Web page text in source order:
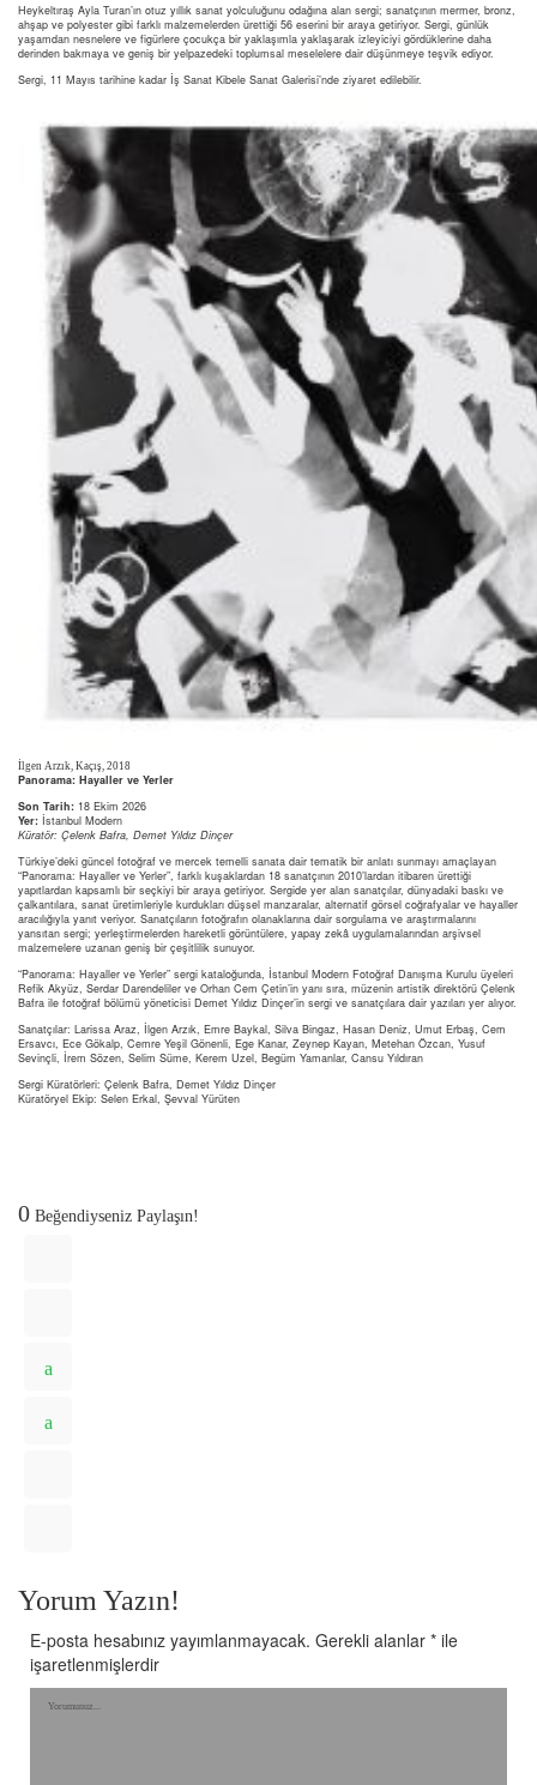
Heykeltıraş Ayla Turan’ın otuz yıllık sanat yolculuğunu odağına alan sergi; sanatçının mermer, bronz,
ahşap ve polyester gibi farklı malzemelerden ürettiği 56 eserini bir araya getiriyor. Sergi, günlük
yaşamdan nesnelere ve figürlere çocukça bir yaklaşımla yaklaşarak izleyiciyi gördüklerine daha
derinden bakmaya ve geniş bir yelpazedeki toplumsal meselelere dair düşünmeye teşvik ediyor.
Sergi, 11 Mayıs tarihine kadar İş Sanat Kibele Sanat Galerisi’nde ziyaret edilebilir.
İlgen Arzık, Kaçış, 2018
Panorama: Hayaller ve Yerler
Son Tarih: 18 Ekim 2026
Yer: İstanbul Modern
Küratör: Çelenk Bafra, Demet Yıldız Dinçer
Türkiye’deki güncel fotoğraf ve mercek temelli sanata dair tematik bir anlatı sunmayı amaçlayan
“Panorama: Hayaller ve Yerler”, farklı kuşaklardan 18 sanatçının 2010’lardan itibaren ürettiği
yapıtlardan kapsamlı bir seçkiyi bir araya getiriyor. Sergide yer alan sanatçılar, dünyadaki baskı ve
çalkantılara, sanat üretimleriyle kurdukları düşsel manzaralar, alternatif görsel coğrafyalar ve hayaller
aracılığıyla yanıt veriyor. Sanatçıların fotoğrafın olanaklarına dair sorgulama ve araştırmalarını
yansıtan sergi; yerleştirmelerden hareketli görüntülere, yapay zekâ uygulamalarından arşivsel
malzemelere uzanan geniş bir çeşitlilik sunuyor.
“Panorama: Hayaller ve Yerler” sergi kataloğunda, İstanbul Modern Fotoğraf Danışma Kurulu üyeleri
Refik Akyüz, Serdar Darendeliler ve Orhan Cem Çetin’in yanı sıra, müzenin artistik direktörü Çelenk
Bafra ile fotoğraf bölümü yöneticisi Demet Yıldız Dinçer’in sergi ve sanatçılara dair yazıları yer alıyor.
Sanatçılar: Larissa Araz, İlgen Arzık, Emre Baykal, Silva Bingaz, Hasan Deniz, Umut Erbaş, Cem
Ersavcı, Ece Gökalp, Cemre Yeşil Gönenli, Ege Kanar, Zeynep Kayan, Metehan Özcan, Yusuf
Sevinçli, İrem Sözen, Selim Süme, Kerem Uzel, Begüm Yamanlar, Cansu Yıldıran
Sergi Küratörleri: Çelenk Bafra, Demet Yıldız Dinçer
Küratöryel Ekip: Selen Erkal, Şevval Yürüten
0 Beğendiyseniz Paylaşın!
Yorum Yazın!
E-posta hesabınız yayımlanmayacak. Gerekli alanlar * ile
işaretlenmişlerdir